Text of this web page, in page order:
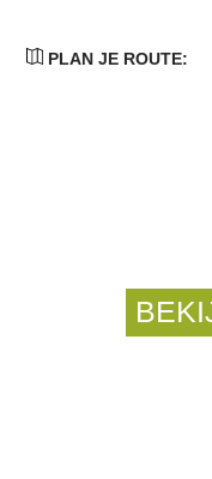
PLAN JE ROUTE: